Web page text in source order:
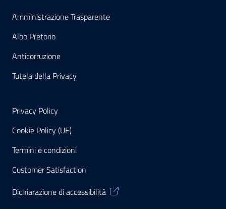
Amministrazione Trasparente
Albo Pretorio
Anticorruzione
Tutela della Privacy
Privacy Policy
Cookie Policy (UE)
Termini e condizioni
Customer Satisfaction
Dichiarazione di accessibilità